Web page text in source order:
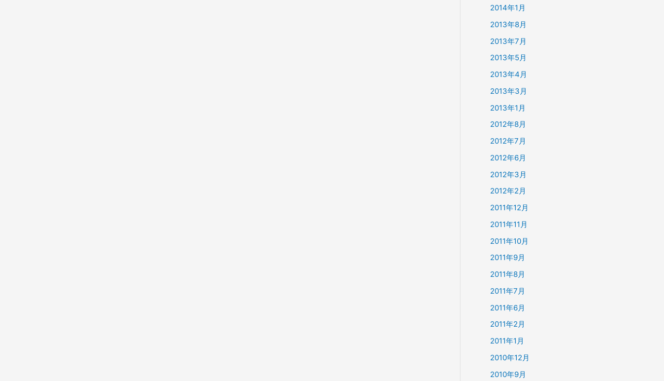
2014年1月
2013年8月
2013年7月
2013年5月
2013年4月
2013年3月
2013年1月
2012年8月
2012年7月
2012年6月
2012年3月
2012年2月
2011年12月
2011年11月
2011年10月
2011年9月
2011年8月
2011年7月
2011年6月
2011年2月
2011年1月
2010年12月
2010年9月